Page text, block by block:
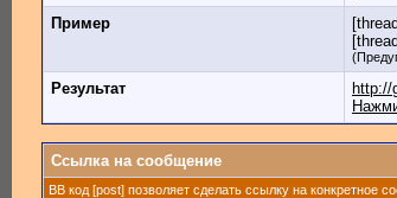
Пример
Результат
http://
Ссылка на сообщение
BB код [post] позволяет сделать ссылку на конкретное